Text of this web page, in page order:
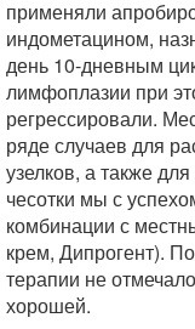
применяли
индометацином,
день 10-дневным
лимфоплазии при
регрессировали.
ряде случаев для
узелков, а также
чесотки мы с
комбинации с
крем, Дипрогент).
терапии не
хорошей.